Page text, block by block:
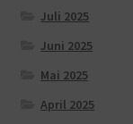
Juli 2025
Juni 2025
Mai 2025
April 2025